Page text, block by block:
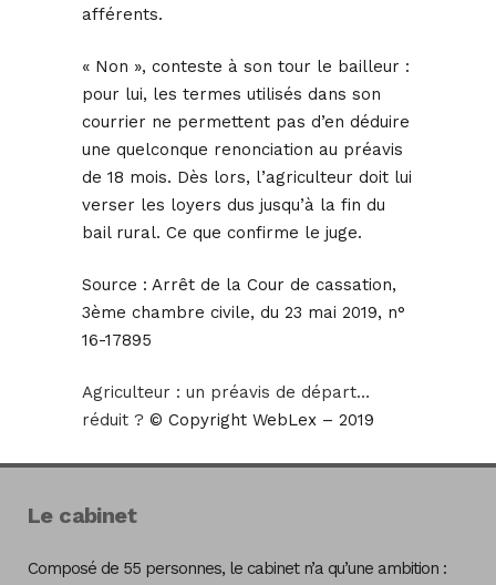
afférents.
« Non », conteste à son tour le bailleur :
pour lui, les termes utilisés dans son
courrier ne permettent pas d’en déduire
une quelconque renonciation au préavis
de 18 mois. Dès lors, l’agriculteur doit lui
verser les loyers dus jusqu’à la fin du
bail rural. Ce que confirme le juge.
Source : Arrêt de la Cour de cassation,
3ème chambre civile, du 23 mai 2019, n°
16-17895
Agriculteur : un préavis de départ…
réduit ? © Copyright WebLex – 2019
Le cabinet
Composé de 55 personnes, le cabinet n’a qu’une ambition :